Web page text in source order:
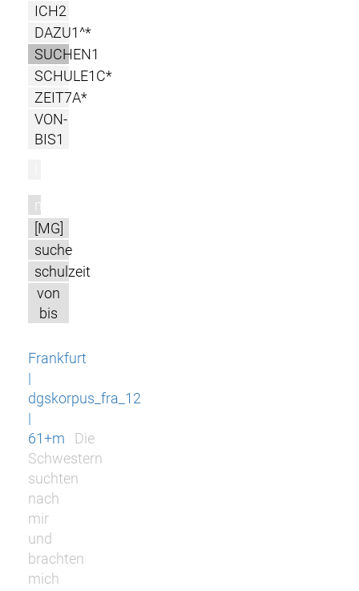
ICH2
DAZU1^*
SUCHEN1
SCHULE1C*
ZEIT7A*
VON-
BIS1
m
[MG]
suche
schulzeit
von
bis
Frankfurt
|
dgskorpus_fra_12
|
61+m
Die
Schwestern
suchten
nach
mir
und
brachten
mich